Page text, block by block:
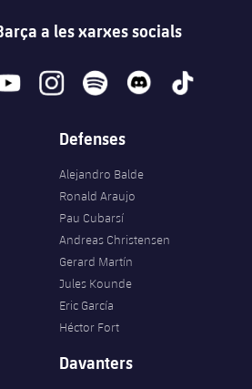
a les xarxes socials
instagramspotify discord tiktok
Defenses
Alejandro Balde
Ronald Araujo
Pau Cubarsí
Andreas Christensen
Gerard Martín
Jules Kounde
Eric García
Héctor Fort
Davanters